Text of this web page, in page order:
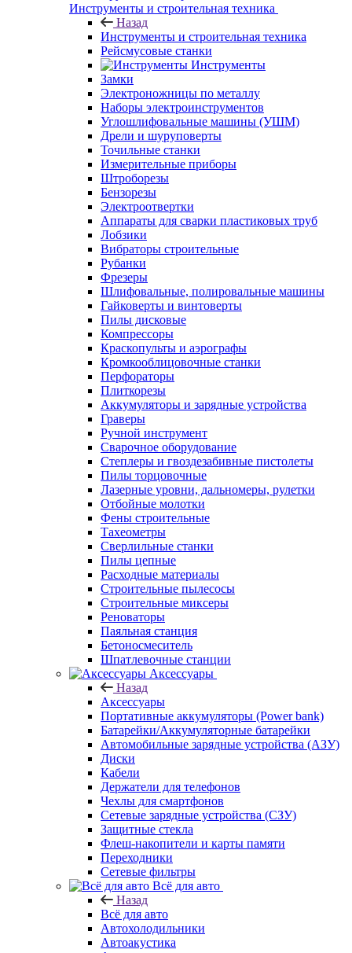
Инструменты и строительная техника
Назад
Инструменты и строительная техника
Рейсмусовые станки
Инструменты
Замки
Электроножницы по металлу
Наборы электроинструментов
Углошлифовальные машины (УШМ)
Дрели и шуруповерты
Точильные станки
Измерительные приборы
Штроборезы
Бензорезы
Электроотвертки
Аппараты для сварки пластиковых труб
Лобзики
Вибраторы строительные
Рубанки
Фрезеры
Шлифовальные, полировальные машины
Гайковерты и винтоверты
Пилы дисковые
Компрессоры
Краскопульты и аэрографы
Кромкооблицовочные станки
Перфораторы
Плиткорезы
Аккумуляторы и зарядные устройства
Граверы
Ручной инструмент
Сварочное оборудование
Степлеры и гвоздезабивные пистолеты
Пилы торцовочные
Лазерные уровни, дальномеры, рулетки
Отбойные молотки
Фены строительные
Тахеометры
Сверлильные станки
Пилы цепные
Расходные материалы
Строительные пылесосы
Строительные миксеры
Реноваторы
Паяльная станция
Бетоносмеситель
Шпатлевочные станции
Аксессуары
Назад
Аксессуары
Портативные аккумуляторы (Power bank)
Батарейки/Аккумуляторные батарейки
Автомобильные зарядные устройства (АЗУ)
Диски
Кабели
Держатели для телефонов
Чехлы для смартфонов
Сетевые зарядные устройства (СЗУ)
Защитные стекла
Флеш-накопители и карты памяти
Переходники
Сетевые фильтры
Всё для авто
Назад
Всё для авто
Автохолодильники
Автоакустика